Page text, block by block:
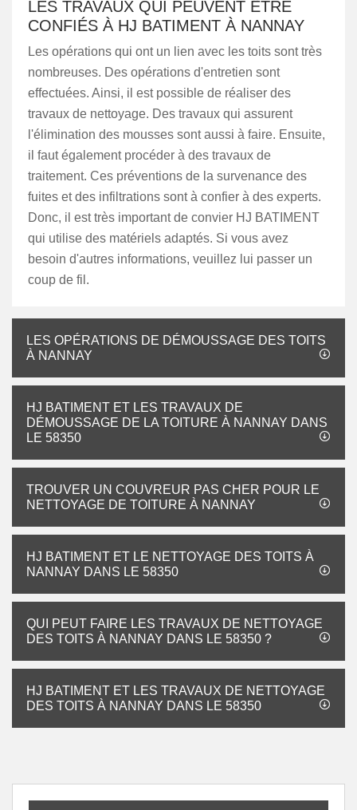
LES TRAVAUX QUI PEUVENT ÊTRE
CONFIÉS À HJ BATIMENT À NANNAY
Les opérations qui ont un lien avec les toits sont très
nombreuses. Des opérations d'entretien sont
effectuées. Ainsi, il est possible de réaliser des
travaux de nettoyage. Des travaux qui assurent
l'élimination des mousses sont aussi à faire. Ensuite,
il faut également procéder à des travaux de
traitement. Ces préventions de la survenance des
fuites et des infiltrations sont à confier à des experts.
Donc, il est très important de convier HJ BATIMENT
qui utilise des matériels adaptés. Si vous avez
besoin d'autres informations, veuillez lui passer un
coup de fil.
LES OPÉRATIONS DE DÉMOUSSAGE DES TOITS
À NANNAY
HJ BATIMENT ET LES TRAVAUX DE
DÉMOUSSAGE DE LA TOITURE À NANNAY DANS
LE 58350
TROUVER UN COUVREUR PAS CHER POUR LE
NETTOYAGE DE TOITURE À NANNAY
HJ BATIMENT ET LE NETTOYAGE DES TOITS À
NANNAY DANS LE 58350
QUI PEUT FAIRE LES TRAVAUX DE NETTOYAGE
DES TOITS À NANNAY DANS LE 58350 ?
HJ BATIMENT ET LES TRAVAUX DE NETTOYAGE
DES TOITS À NANNAY DANS LE 58350